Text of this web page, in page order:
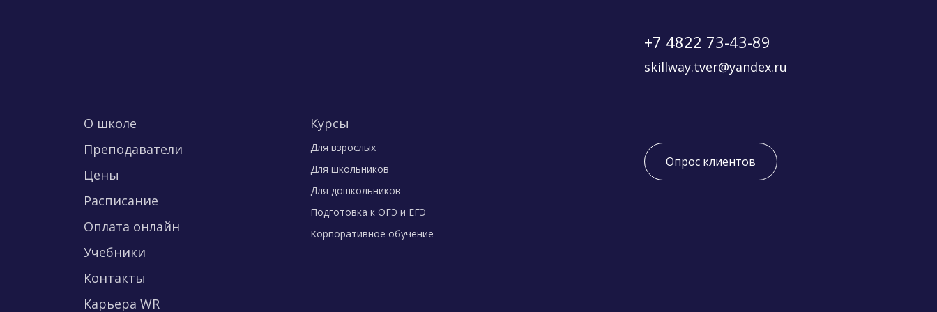
+7 4822 73-43-89
skillway.tver@yandex.ru
О школе
Преподаватели
Цены
Расписание
Оплата онлайн
Учебники
Контакты
Карьера WR
Курсы
Для взрослых
Для школьников
Для дошкольников
Подготовка к ОГЭ и ЕГЭ
Корпоративное обучение
Опрос клиентов